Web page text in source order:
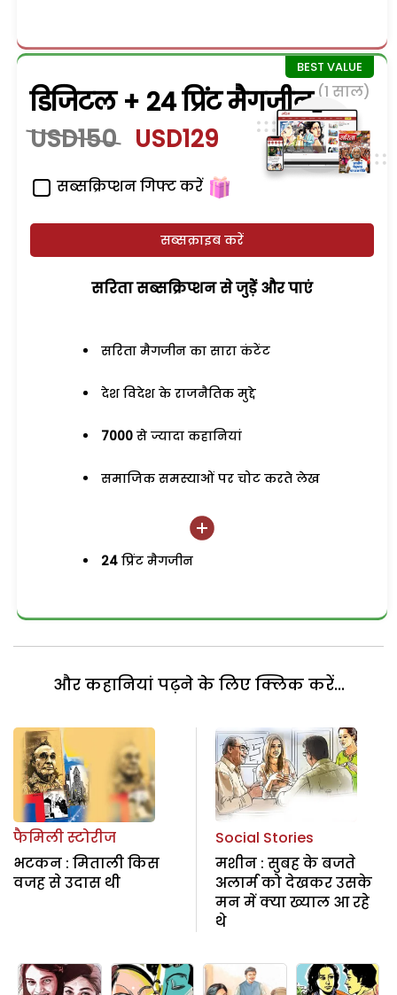
डिजिटल + 24 प्रिंट मैगजीन (1 साल)
USD150 USD129
सब्सक्रिप्शन गिफ्ट करें
सब्सक्राइब करें
सरिता सब्सक्रिप्शन से जुड़ेें और पाएं
सरिता मैगजीन का सारा कंटेंट
देश विदेश के राजनैतिक मुद्दे
7000 से ज्यादा कहानियां
समाजिक समस्याओं पर चोट करते लेख
24 प्रिंट मैगजीन
और कहानियां पढ़ने के लिए क्लिक करें...
फैमिली स्टोरीज
भटकन : मिताली किस
वजह से उदास थी
Social Stories
मशीन : सुबह के बजते
अलार्म को देखकर उसके
मन में क्या ख्याल आ रहे
थे